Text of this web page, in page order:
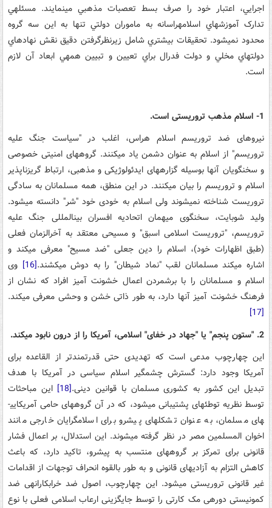
اجرايي، اعتبار خود را صرف بسط تعصبات مذهبي مي­نمايند. مسئله­ي
تدارک آموزش­هاي اسلام­هراسانه به ماموران دولتي تنها به اين سه گروه
محدود نمي­شود. تحقيقات بيشتري شامل زيرنظرگرفتن دقيق نقش نهادهاي
دولت­هاي مخلي و دولت فدرال براي تعيين و تبيين همه­ي ابعاد آن لازم
است.
1- اسلام مذهب تروریستی است.
نیروهای ضد تروریسم اسلام هراس، اغلب در "سیاست جنگ علیه
تروریسم" از اسلام به عنوان دشمن یاد می­کنند. گروه­های امنیتی خصوصی
و سخنگویان آن­ها بوسیله گزاره­های ایدئولوژیکی و مذهبی، ارتباط گریزناپذیر
اسلام و تروریسم را بیان می­کنند. در این منطق، همه مسلمانان به سادگی
تروریست شناخته نمی­شوند ولی اسلام به خودی خود "شر" دانسته می­شود.
ولید شوبایت، سخنگوی میهمان اتحادیه افسران بین­المللی جنگ علیه
تروریسم، "تروریست اسلامی اسبق" و مسیحی معتقد به آخرالزمان فعلی
(طبق اظهارات خود)، اسلام را دین جعلی "ضد مسیح" معرفی می­کند و
اشاره می­کند مسلمانان لقب "نماد شیطان" را به دوش می­کشند.[16]
وی
اسلام و مسلمانان را با برشمردن اعمال خشونت آمیز افراد که نشان از
فرهنگ خشونت آمیز آن­ها دارد، به طور ذاتی خشن و وحشی معرفی می­کند.
[17]
2. "ستون پنجم" یا "جهاد در خفای" اسلامی، آمریکا را از درون نابود می­کند.
این چهارچوب مدعی است که تهدیدی حتی قدرتمندتر از القاعده برای
آمریکا وجود دارد: گسترش چشمگیر اسلام سیاسی در آمریکا با هدف
تبدیل این کشور به کشوری مسلمان با قوانین دینی.[18]
این مباحثات
توسط نظریه توطئه­ای پشتیبانی می­شود، که در آن گروه­های حامی آمریکایی­
های مسلمان، به عنوان تشکل­های پیشرو برای اسلامگرایان خارجی مانند
اخوان المسلمین مصر در نظر گرفته می­شوند. این استدلال، بر اعمال فشار
قانونی برای تمرکز بر گروه­های منتسب به پیشرو، تاکید دارد، که باعث
کاهش التزام به آزادی­های قانونی و به طور بالقوه انحراف توجهات از اقدامات
غیر قانونی تروریستی می­شود. این چهارچوب، اصول ضد خرابکارانه­ی ضد
کمونیستی دوره­ی مک کارتی را توسط جایگزینی ارعاب اسلامی فعلی با نوع